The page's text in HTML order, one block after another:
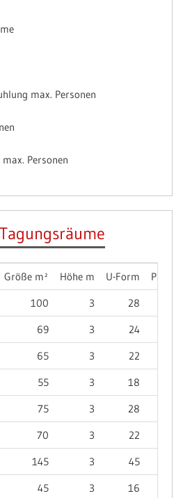
max. Personen
Personen
Größe m² Höhe m U-Form
100 3
28
69 3
24
65 3
22
55 3
18
75 3
28
70 3
22
145 3
45
45 3
16